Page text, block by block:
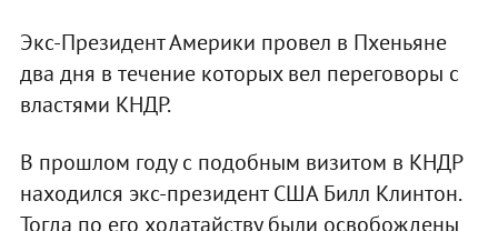
Экс-Президент Америки провел в Пхеньяне
два дня в течение которых вел переговоры с
властями КНДР.
В прошлом году с подобным визитом в КНДР
находился экс-президент США Билл Клинтон.
Тогда по его ходатайству были освобождены